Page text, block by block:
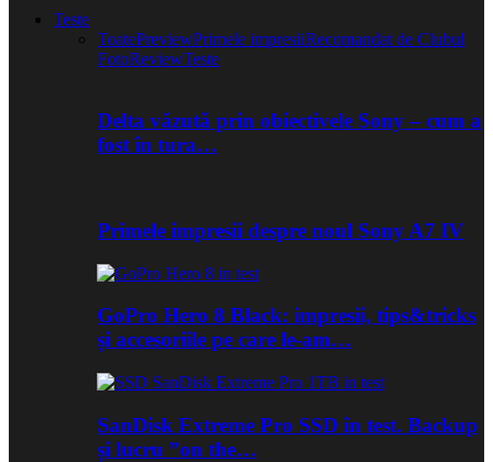
Teste
ToatePreviewPrimele impresiiRecomandat de Clubul
FotoReviewTeste
Delta văzută prin obiectivele Sony – cum a
fost în tura…
Primele impresii despre noul Sony A7 IV
GoPro Hero 8 Black: impresii, tips&tricks
și accesoriile pe care le-am…
SanDisk Extreme Pro SSD în test. Backup
și lucru ”on the…